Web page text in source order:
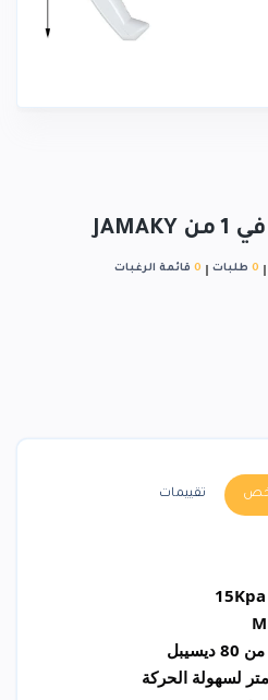
0 طلبات 0 قائمة الرغبات
تقييمات